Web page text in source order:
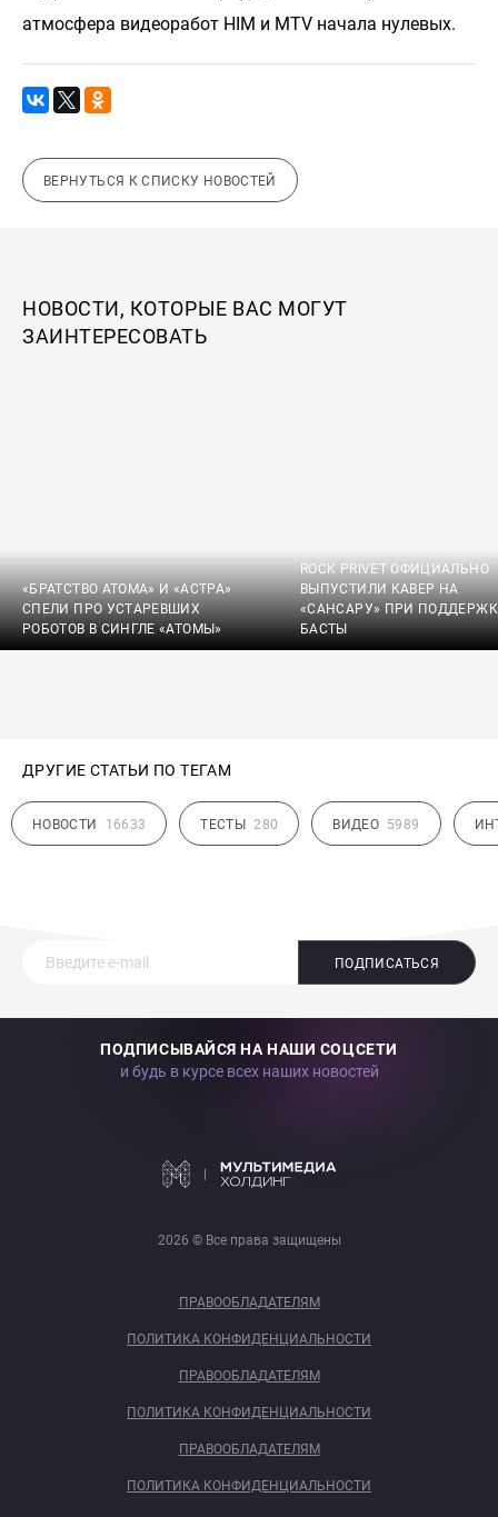
атмосфера видеоработ HIM и MTV начала нулевых.
ВЕРНУТЬСЯ К СПИСКУ НОВОСТЕЙ
НОВОСТИ, КОТОРЫЕ ВАС МОГУТ
ЗАИНТЕРЕСОВАТЬ
«БРАТСТВО АТОМА» И «АСТРА»
СПЕЛИ ПРО УСТАРЕВШИХ
РОБОТОВ В СИНГЛЕ «АТОМЫ»
ROCK PRIVET ОФИЦИАЛЬНО
ВЫПУСТИЛИ КАВЕР НА
«САНСАРУ» ПРИ
БАСТЫ
ДРУГИЕ СТАТЬИ ПО ТЕГАМ
НОВОСТИ 16633 ТЕСТЫ 280 ВИДЕО 5989
ПОДПИСАТЬСЯ
ПОДПИСЫВАЙСЯ НА НАШИ СОЦСЕТИ
и будь в курсе всех наших новостей
2026 © Все права защищены
ПРАВООБЛАДАТЕЛЯМ
ПОЛИТИКА КОНФИДЕНЦИАЛЬНОСТИ
ПРАВООБЛАДАТЕЛЯМ
ПОЛИТИКА КОНФИДЕНЦИАЛЬНОСТИ
ПРАВООБЛАДАТЕЛЯМ
ПОЛИТИКА КОНФИДЕНЦИАЛЬНОСТИ